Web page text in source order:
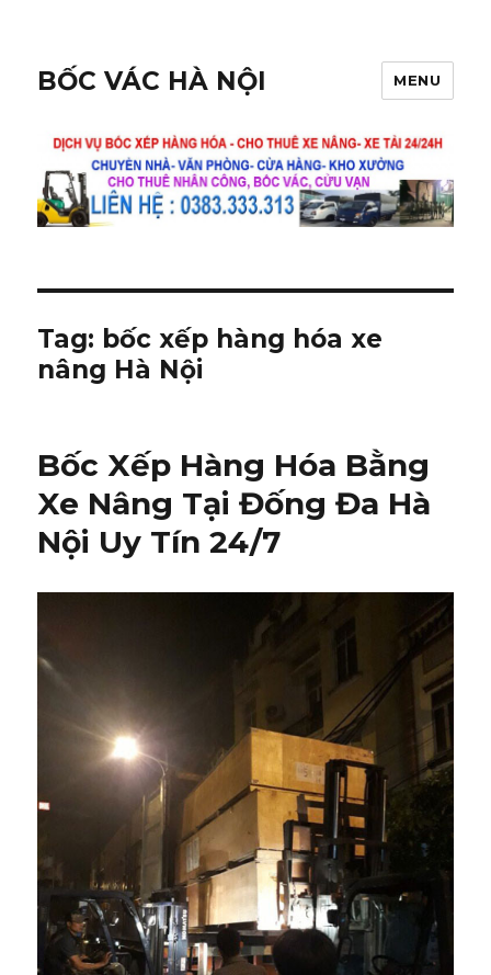
BỐC VÁC HÀ NỘI MENU
Tag: bốc xếp hàng hóa xe
nâng Hà Nội
Bốc Xếp Hàng Hóa Bằng
Xe Nâng Tại Đống Đa Hà
Nội Uy Tín 24/7